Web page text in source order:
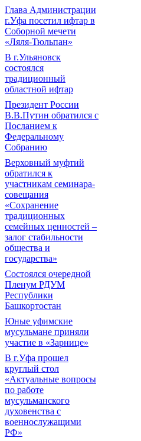
Глава Администрации
г.Уфа посетил ифтар в
Соборной мечети
«Ляля-Тюльпан»
В г.Ульяновск
состоялся
традиционный
областной ифтар
Президент России
В.В.Путин обратился с
Посланием к
Федеральному
Собранию
Верховный муфтий
обратился к
участникам семинара-
совещания
«Сохранение
традиционных
семейных ценностей –
залог стабильности
общества и
государства»
Состоялся очередной
Пленум РДУМ
Республики
Башкортостан
Юные уфимские
мусульмане приняли
участие в «Зарнице»
В г.Уфа прошел
круглый стол
«Актуальные вопросы
по работе
мусульманского
духовенства с
военнослужащими
РФ»